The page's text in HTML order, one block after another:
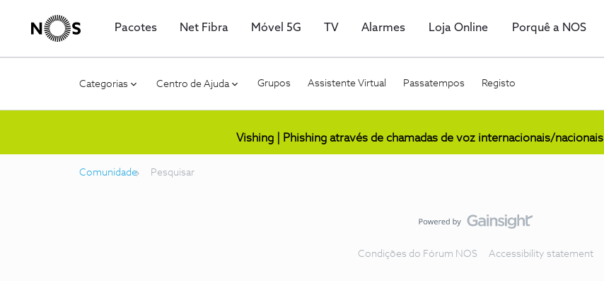
Pacotes Net Fibra Móvel 5G TV Alarmes Loja Online Porquê a NOS
Categorias Centro de Ajuda Grupos Assistente Virtual Passatempos Registo
Vishing | Phishing através de chamadas de voz internacionais/nacionais
Comunidade Pesquisar
Condições do Fórum NOS Accessibility statement